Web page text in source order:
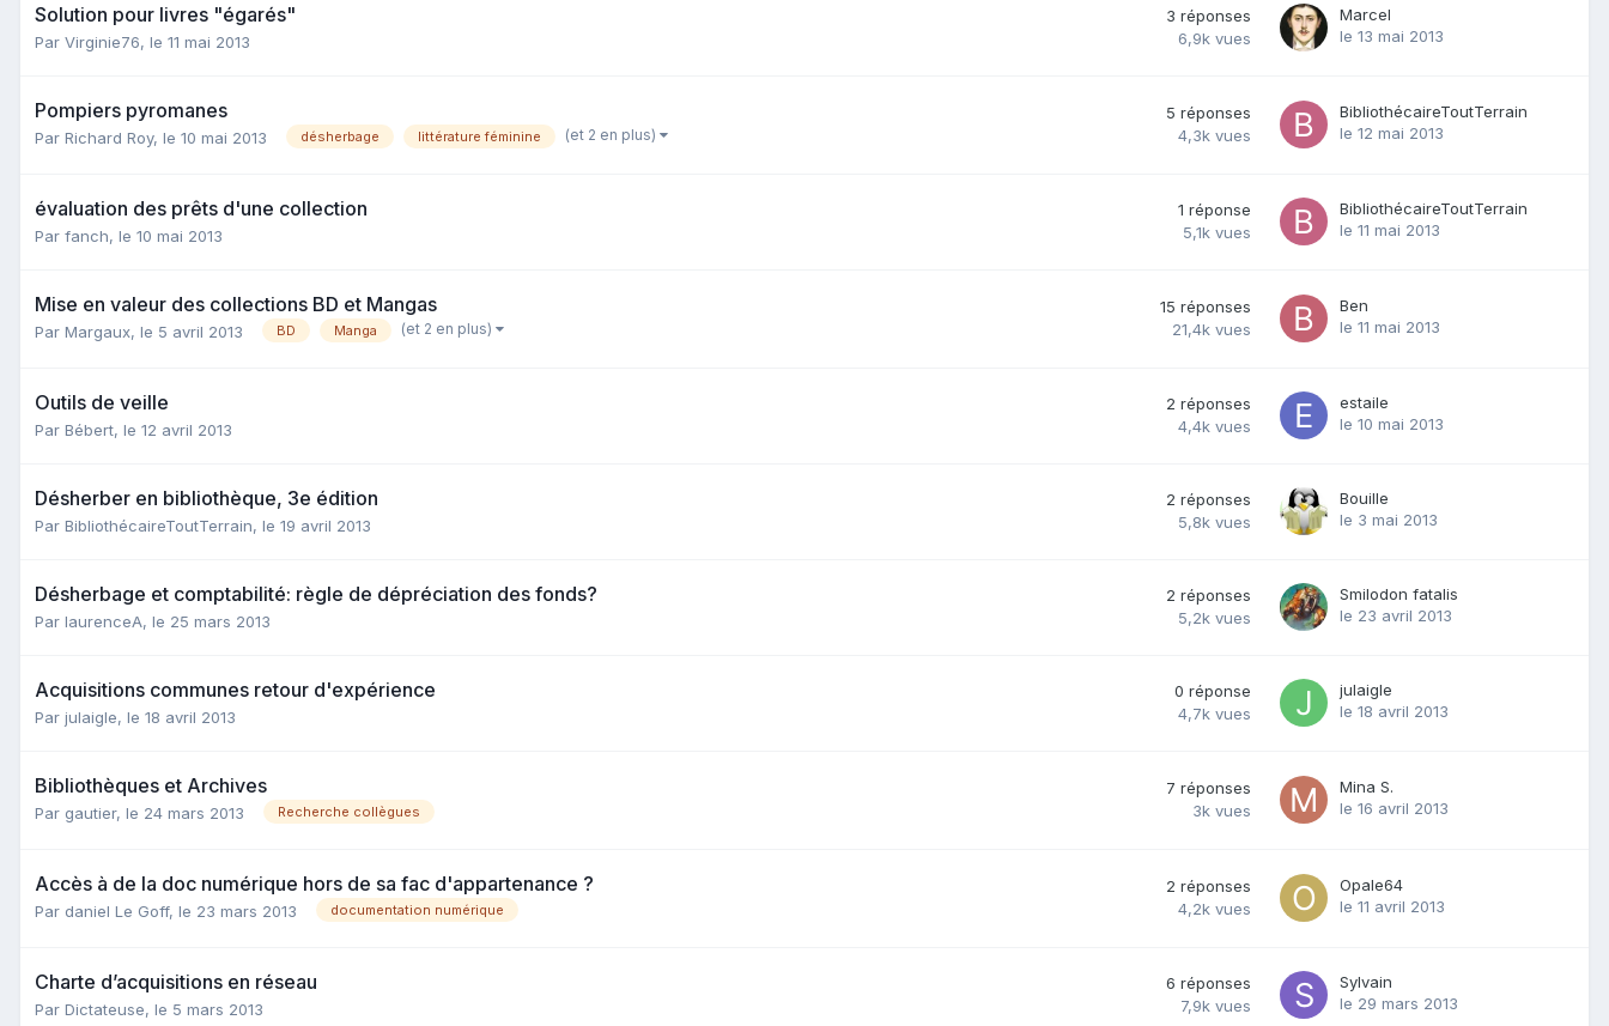
Solution pour livres "égarés"
Par Virginie76, le 11 mai 2013
3 réponses
6,9k vues
Marcel
le 13 mai 2013
Pompiers pyromanes
Par Richard Roy, le 10 mai 2013 désherbage littérature féminine (et 2 en plus)
5 réponses
4,3k vues
BibliothécaireToutTerrain
le 12 mai 2013
évaluation des prêts d'une collection
Par fanch, le 10 mai 2013
1 réponse
5,1k vues
BibliothécaireToutTerrain
le 11 mai 2013
Mise en valeur des collections BD et Mangas
Par Margaux, le 5 avril 2013 BD Manga (et 2 en plus)
15 réponses
21,4k vues
Ben
le 11 mai 2013
Outils de veille
Par Bébert, le 12 avril 2013
2 réponses
4,4k vues
estaile
le 10 mai 2013
Désherber en bibliothèque, 3e édition
Par BibliothécaireToutTerrain, le 19 avril 2013
2 réponses
5,8k vues
Bouille
le 3 mai 2013
Désherbage et comptabilité: règle de dépréciation des fonds?
Par laurenceA, le 25 mars 2013
2 réponses
5,2k vues
Smilodon fatalis
le 23 avril 2013
Acquisitions communes retour d'expérience
Par julaigle, le 18 avril 2013
0 réponse
4,7k vues
julaigle
le 18 avril 2013
Bibliothèques et Archives
Par gautier, le 24 mars 2013 Recherche collègues
7 réponses
3k vues
Mina S.
le 16 avril 2013
Accès à de la doc numérique hors de sa fac d'appartenance ?
Par daniel Le Goff, le 23 mars 2013 documentation numérique
2 réponses
4,2k vues
Opale64
le 11 avril 2013
Charte d’acquisitions en réseau
Par Dictateuse, le 5 mars 2013
6 réponses
7,9k vues
Sylvain
le 29 mars 2013